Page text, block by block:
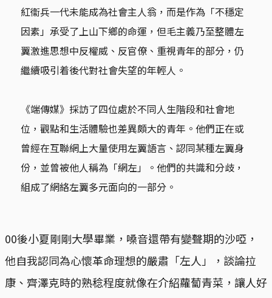
紅衞兵一代未能成為社會主人翁，而是作為「不穩定
因素」承受了上山下鄉的命運，但毛主義乃至整體左
翼激進思想中反權威、反官僚、重視青年的部分，仍
繼續吸引着後代對社會失望的年輕人。
《端傳媒》採訪了四位處於不同人生階段和社會地
位，觀點和生活體驗也差異頗大的青年。他們正在或
曾經在互聯網上大量使用左翼語言、認同某種左翼身
份，並曾被他人稱為「網左」。他們的共識和分歧，
組成了網絡左翼多元面向的一部分。
00後小夏剛剛大學畢業，嗓音還帶有變聲期的沙啞，
他自我認同為心懷革命理想的嚴肅「左人」，談論拉
康、齊澤克時的熟稔程度就像在介紹蘿蔔青菜，讓人好